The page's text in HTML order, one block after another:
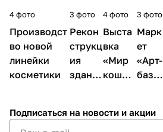
4 фото
Производст
во новой
линейки
косметики
3 фото
Рекон
струкц
ия
здани
4 фото
Выста
вка
«Мир
кошек
3 фото
Марк
ет
«Арт-
базар
Подписаться на новости и акции